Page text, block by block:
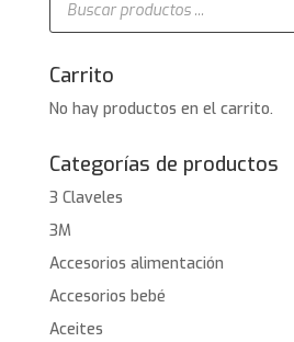
productos
Carrito
No hay productos en el carrito.
Categorías de productos
3 Claveles
3M
Accesorios alimentación
Accesorios bebé
Aceites